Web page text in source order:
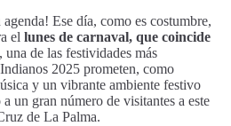
agenda! Ese día, como es costumbre,
el lunes de carnaval, que coincide
, una de las festividades más
2025 prometen, como
y un vibrante ambiente festivo
un gran número de visitantes a este
de La Palma.